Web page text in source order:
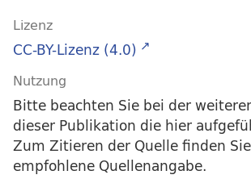
Lizenz
CC-BY-Lizenz (4.0)
Nutzung
Bitte beachten Sie bei der
dieser Publikation die hier
Zum Zitieren der Quelle finden
empfohlene Quellenangabe.